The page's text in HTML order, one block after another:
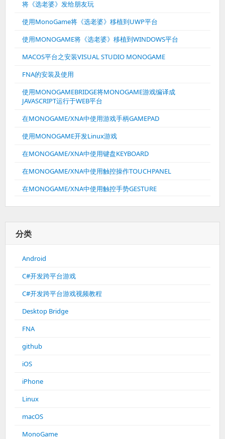
将《选老婆》发给朋友玩
使用MonoGame将《选老婆》移植到UWP平台
使用MONOGAME将《选老婆》移植到WINDOWS平台
MACOS平台之安装VISUAL STUDIO MONOGAME
FNA的安装及使用
使用MONOGAMEBRIDGE将MONOGAME游戏编译成
JAVASCRIPT运行于WEB平台
在MONOGAME/XNA中使用游戏手柄GAMEPAD
使用MONOGAME开发Linux游戏
在MONOGAME/XNA中使用键盘KEYBOARD
在MONOGAME/XNA中使用触控操作TOUCHPANEL
在MONOGAME/XNA中使用触控手势GESTURE
分类
Android
C#开发跨平台游戏
C#开发跨平台游戏视频教程
Desktop Bridge
FNA
github
iOS
iPhone
Linux
macOS
MonoGame